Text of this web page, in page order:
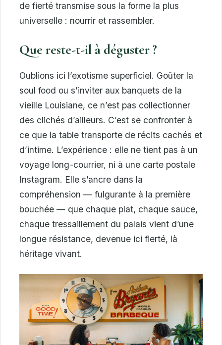
de fierté transmise sous la forme la plus
universelle : nourrir et rassembler.
Que reste-t-il à déguster ?
Oublions ici l’exotisme superficiel. Goûter la
soul food ou s’inviter aux banquets de la
vieille Louisiane, ce n’est pas collectionner
des clichés d’ailleurs. C’est se confronter à
ce que la table transporte de récits cachés et
d’intime. L’expérience : elle ne tient pas à un
voyage long-courrier, ni à une carte postale
Instagram. Elle s’ancre dans la
compréhension — fulgurante à la première
bouchée — que chaque plat, chaque sauce,
chaque tressaillement du palais vient d’une
longue résistance, devenue ici fierté, là
héritage vivant.